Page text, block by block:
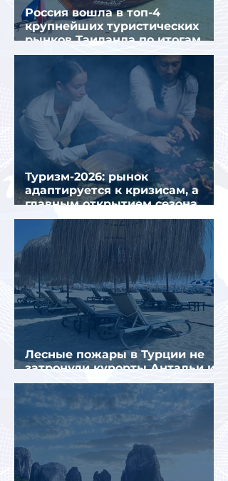
Россия вошла в топ-4
крупнейших туристических
рынков Таиланда по итогам
семи месяцев 2026 года
Туризм-2026: рынок
адаптируется к кризисам, а
главным открытием сезона
стал Вьетнам
Лесные пожары в Турции не
затронули курорты Антальи и
Муглы